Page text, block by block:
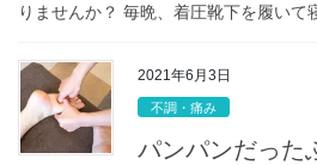
りませんか？ 毎晩、着圧靴下を履い
2021年6月3日
不調・痛み
パンパンだった